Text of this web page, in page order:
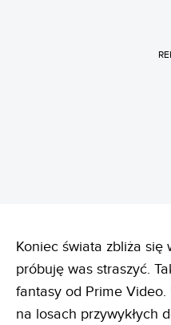
Koniec świata zbliża
próbuję was straszyć.
fantasy od Prime
na losach przywykłych